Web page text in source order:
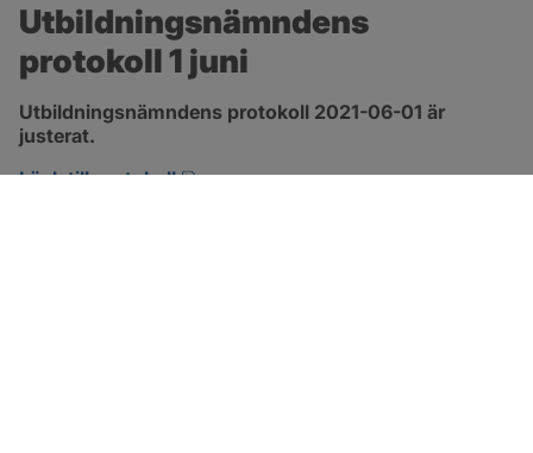
Utbildningsnämndens
protokoll 1 juni
Utbildningsnämndens protokoll 2021-06-01 är
justerat.
Länk till protokoll
pdf, 1.3 MB, öppnas i nytt fönster.